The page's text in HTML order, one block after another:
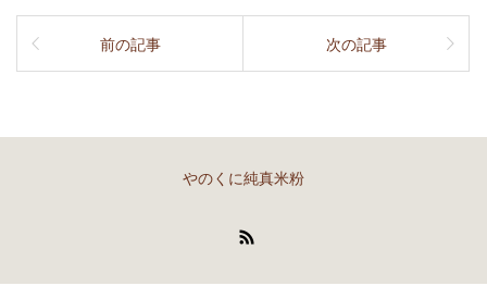
前の記事 次の記事
やのくに純真米粉